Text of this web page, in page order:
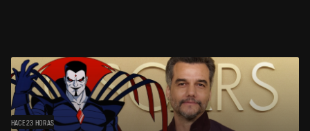
HACE 23 HORAS